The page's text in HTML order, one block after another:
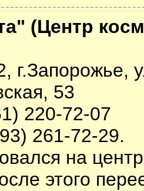
(Центр
г.Запорожье,
53
220-72-07
261-72-29.
на
этого